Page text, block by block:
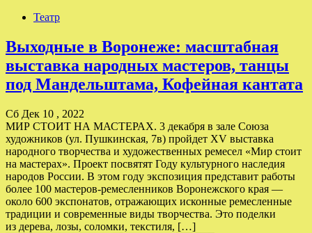
Театр
Выходные в Воронеже: масштабная
выставка народных мастеров, танцы
под Мандельштама, Кофейная кантата
Сб Дек 10 , 2022
МИР СТОИТ НА МАСТЕРАХ. 3 декабря в зале Союза
художников (ул. Пушкинская, 7в) пройдет XV выставка
народного творчества и художественных ремесел «Мир стоит
на мастерах». Проект посвятят Году культурного наследия
народов России. В этом году экспозиция представит работы
более 100 мастеров-ремесленников Воронежского края —
около 600 экспонатов, отражающих исконные ремесленные
традиции и современные виды творчества. Это поделки
из дерева, лозы, соломки, текстиля, […]